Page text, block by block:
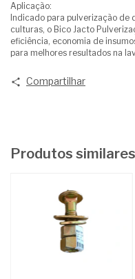
Aplicação:
Indicado para pulverização
culturas, o Bico Jacto
eficiência, economia de
para melhores resultados na
Compartilhar
Produtos similares